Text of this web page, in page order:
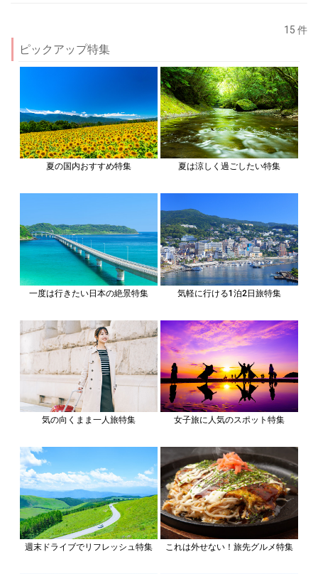
15 件
ピックアップ特集
夏の国内おすすめ特集 夏は涼しく過ごしたい特集
一度は行きたい日本の絶景特集 気軽に行ける1泊2日旅特集
気の向くまま一人旅特集 女子旅に人気のスポット特集
週末ドライブでリフレッシュ特集 これは外せない！旅先グルメ特集